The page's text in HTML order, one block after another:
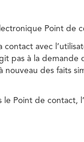
Point de
contact avec
à la demande
des faits
Point de contact,